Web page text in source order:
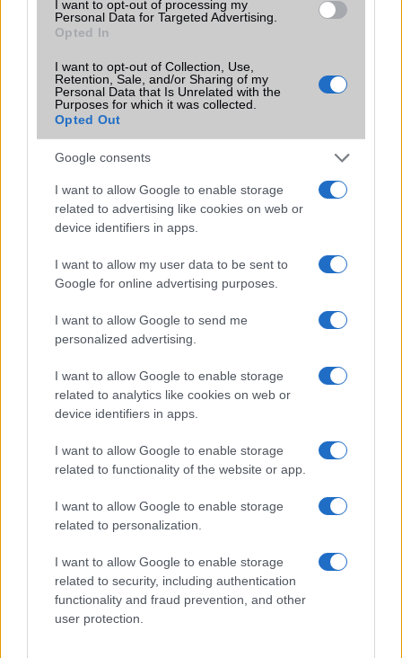
I want to opt-out of processing my
Personal Data for Targeted Advertising.
Opted In
I want to opt-out of Collection, Use,
Retention, Sale, and/or Sharing of my
Personal Data that Is Unrelated with the
Purposes for which it was collected.
Opted Out
Google consents
I want to allow Google to enable storage
related to advertising like cookies on web or
device identifiers in apps.
I want to allow my user data to be sent to
Google for online advertising purposes.
I want to allow Google to send me
personalized advertising.
I want to allow Google to enable storage
related to analytics like cookies on web or
device identifiers in apps.
I want to allow Google to enable storage
related to functionality of the website or app.
I want to allow Google to enable storage
related to personalization.
I want to allow Google to enable storage
related to security, including authentication
functionality and fraud prevention, and other
user protection.
Brand WatchPhone
Védelem
Limited Edition Nincs
SAR
0,52
N/A = Nincs adat. Legutóbbi frissítés: 2026-07-13 19:00:00
Új és Használt GSM kiemelt ajánlatok
Apple iPhone 16 Pro Max
435.000 Ft (új)
Apple iPad (2025)